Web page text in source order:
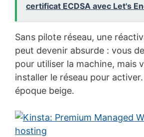
certificat ECDSA avec Let's
Sans pilote réseau, une
peut devenir absurde : vous
pour utiliser la machine, mais
installer le réseau pour
époque beige.